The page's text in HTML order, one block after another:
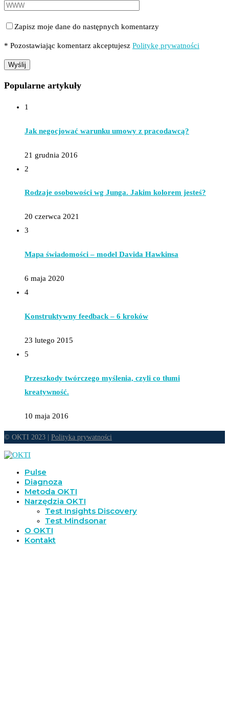
Zapisz moje dane do następnych komentarzy
* Pozostawiając komentarz akceptujesz Politykę prywatności
Popularne artykuły
1
Jak negocjować warunku umowy z pracodawcą?
21 grudnia 2016
2
Rodzaje osobowości wg Junga. Jakim kolorem jesteś?
20 czerwca 2021
3
Mapa świadomości – model Davida Hawkinsa
6 maja 2020
4
Konstruktywny feedback – 6 kroków
23 lutego 2015
5
Przeszkody twórczego myślenia, czyli co tłumi
kreatywność.
10 maja 2016
© OKTI 2023 | Polityka prywatności
Pulse
Diagnoza
Metoda OKTI
Narzędzia OKTI
Test Insights Discovery
Test Mindsonar
O OKTI
Kontakt